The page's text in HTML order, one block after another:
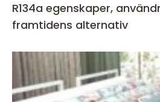
R134a egenskaper, användning och
framtidens alternativ